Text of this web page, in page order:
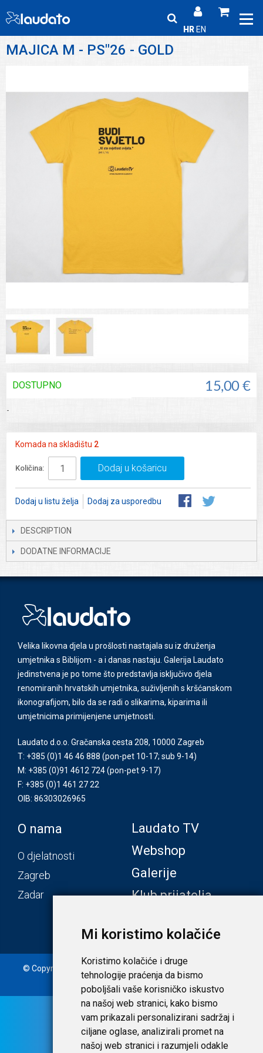
Mi koristimo kolačiće
Koristimo kolačiće i druge
tehnologije praćenja da bismo
poboljšali vaše korisničko iskustvo
na našoj web stranici, kako bismo
vam prikazali personalizirani sadržaj i
ciljane oglase, analizirali promet na
našoj web stranici i razumjeli odakle
HR EN
MAJICA M - PS"26 - GOLD
15,00 €
DOSTUPNO
-
Komada na skladištu 2
Količina: Dodaj u košaricu
Dodaj u listu želja Dodaj za usporedbu
DESCRIPTION
DODATNE INFORMACIJE
Velika likovna djela u prošlosti nastajala su iz druženja
umjetnika s Biblijom - a i danas nastaju. Galerija Laudato
jedinstvena je po tome što predstavlja isključivo djela
renomiranih hrvatskih umjetnika, suživljenih s kršćanskom
ikonografijom, bilo da se radi o slikarima, kiparima ili
umjetnicima primijenjene umjetnosti.
Laudato d.o.o. Gračanska cesta 208, 10000 Zagreb
T: +385 (0)1 46 46 888 (pon-pet 10-17; sub 9-14)
M: +385 (0)91 4612 724(pon-pet 9-17)
F: +385 (0)1 461 27 22
OIB: 86303026965
O nama
O djelatnosti
Zagreb
Zadar
Laudato TV
Webshop
Galerije
Klub prijatelja
© Copyright 2020. Laudato d.o.o. | Tečaj konverzije: 1 EUR =
7,53450 HRK | Uvjeti i privatnost